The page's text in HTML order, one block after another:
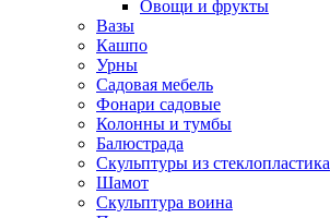
Овощи и фрукты
Вазы
Кашпо
Урны
Садовая мебель
Фонари садовые
Колонны и тумбы
Балюстрада
Скульптуры из стеклопластика
Шамот
Скульптура воина